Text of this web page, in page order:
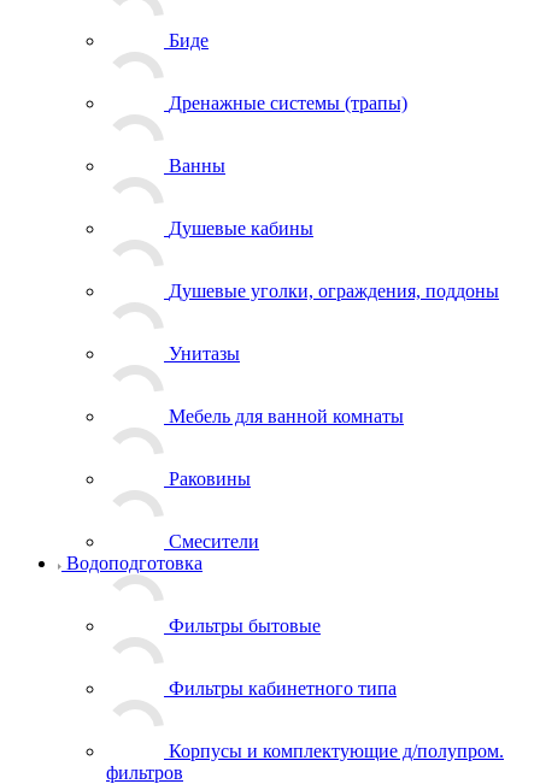
Биде
Дренажные системы (трапы)
Ванны
Душевые кабины
Душевые уголки, ограждения, поддоны
Унитазы
Мебель для ванной комнаты
Раковины
Смесители
Водоподготовка
Фильтры бытовые
Фильтры кабинетного типа
Корпусы и комплектующие д/полупром.
фильтров